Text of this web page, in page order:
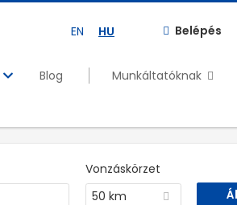
EN HU Belépés
Blog
Munkáltatóknak
Vonzáskörzet
50 km